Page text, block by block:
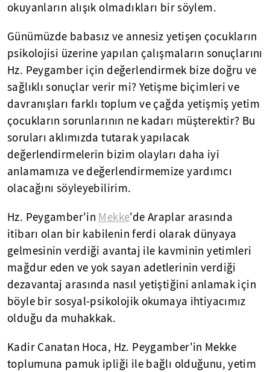
okuyanların alışık olmadıkları bir söylem.
Günümüzde babasız ve annesiz yetişen çocukların
psikolojisi üzerine yapılan çalışmaların sonuçlarını
Hz. Peygamber için değerlendirmek bize doğru ve
sağlıklı sonuçlar verir mi? Yetişme biçimleri ve
davranışları farklı toplum ve çağda yetişmiş yetim
çocukların sorunlarının ne kadarı müşterektir? Bu
soruları aklımızda tutarak yapılacak
değerlendirmelerin bizim olayları daha iyi
anlamamıza ve değerlendirmemize yardımcı
olacağını söyleyebilirim.
Hz. Peygamber'in Mekke'de Araplar arasında
itibarı olan bir kabilenin ferdi olarak dünyaya
gelmesinin verdiği avantaj ile kavminin yetimleri
mağdur eden ve yok sayan adetlerinin verdiği
dezavantaj arasında nasıl yetiştiğini anlamak için
böyle bir sosyal-psikolojik okumaya ihtiyacımız
olduğu da muhakkak.
Kadir Canatan Hoca, Hz. Peygamber'in Mekke
toplumuna pamuk ipliği ile bağlı olduğunu, yetim